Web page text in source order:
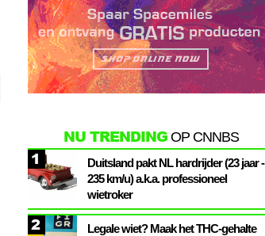
NU TRENDINGOP CNNBS
1
Duitsland pakt NL hardrijder (23 jaar -
235 km/u) a.k.a. professioneel
wietroker
2
Legale wiet? Maak het THC-gehalte